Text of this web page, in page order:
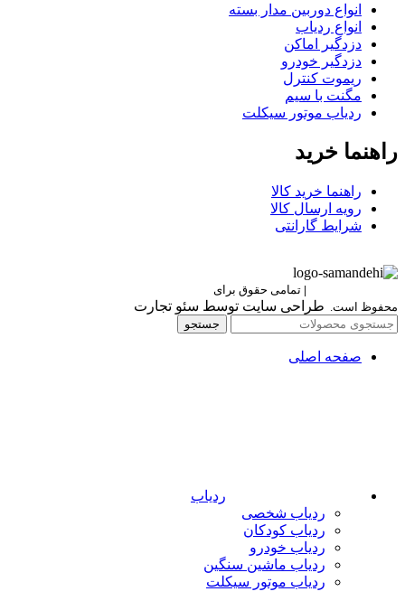
انواع دوربین مدار بسته
انواع ردیاب
دزدگیر اماکن
دزدگیر خودرو
ریموت کنترل
مگنت با سیم
ردیاب موتور سیکلت
راهنما خرید
راهنما خرید کالا
رویه ارسال کالا
شرایط گارانتی
| تمامی حقوق برای
محفوظ است. طراحی سایت توسط سئو تجارت
جستجو
صفحه اصلی
ردیاب
ردیاب شخصی
ردیاب کودکان
ردیاب خودرو
ردیاب ماشین سنگین
ردیاب موتور سیکلت